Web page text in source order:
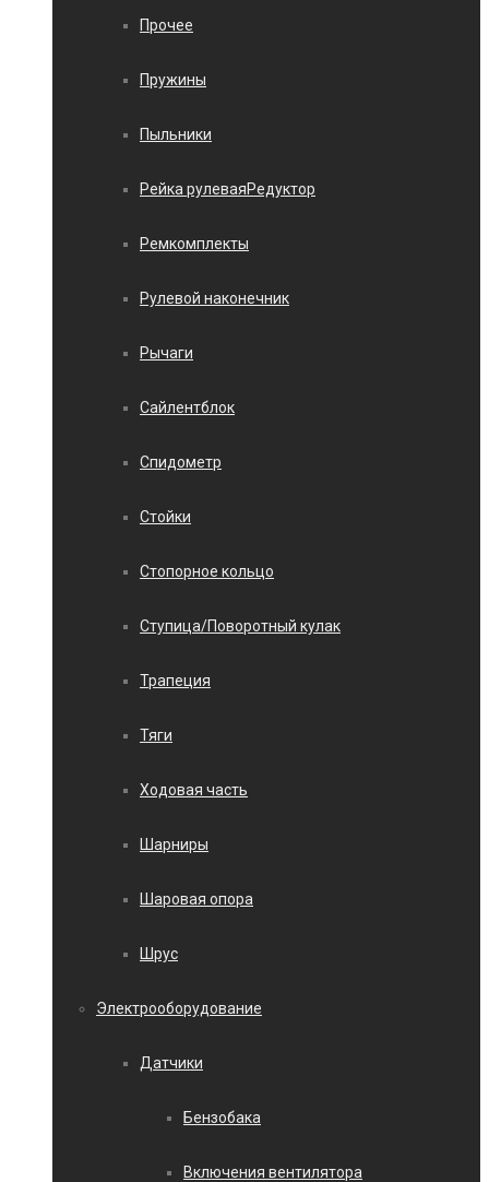
Прочее
Пружины
Пыльники
Рейка рулеваяРедуктор
Ремкомплекты
Рулевой наконечник
Рычаги
Сайлентблок
Спидометр
Стойки
Стопорное кольцо
Ступица/Поворотный кулак
Трапеция
Тяги
Ходовая часть
Шарниры
Шаровая опора
Шрус
Электрооборудование
Датчики
Бензобака
Включения вентилятора